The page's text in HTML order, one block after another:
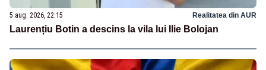
5 aug. 2026, 22:15 Realitatea din AUR
Laurențiu Botin a descins la vila lui Ilie Bolojan